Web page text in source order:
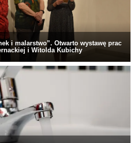
i malarstwo”. Otwarto wystawę prac
i Witolda Kubichy